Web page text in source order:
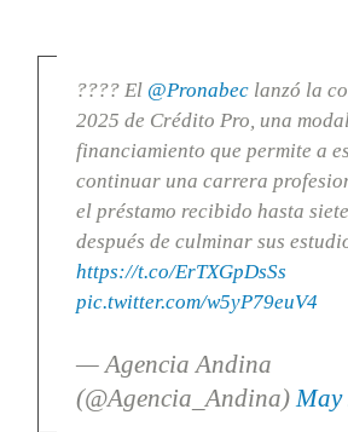
???? El @Pronabeclanzó la
2025 de Crédito Pro, una
financiamiento que permite a
continuar una carrera
el préstamo recibido hasta
después de culminar sus
https://t.co/ErTXGpDsSs
pic.twitter.com/w5yP79euV4
— Agencia Andina
(@Agencia_Andina) May